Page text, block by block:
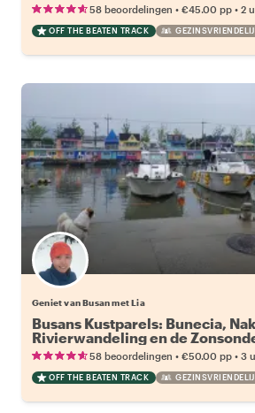
58 beoordelingen • €45.00 pp • 2
OFF THE BEATEN TRACK
Geniet van Busan met Lia
Busans Kustparels: Bunecia,
Rivierwandeling en de
Dadaepo Strand
58 beoordelingen • €50.00 pp • 3
OFF THE BEATEN TRACK